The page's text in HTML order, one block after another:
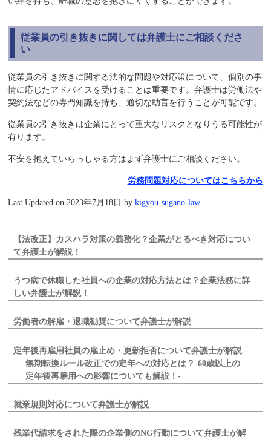
従業員の引き抜きに関しては弁護士にご相談くださ
い
従業員の引き抜きに関する法的な問題や対応策について、個別の事
情に応じたアドバイスを受けることは重要です。弁護士は労働法や
契約法などの専門知識を持ち、適切な助言を行うことが可能です。
従業員の引き抜きは企業にとって重大なリスクとなりうる可能性が
有ります。
不安を抱えていらっしゃる方はまず弁護士にご相談ください。
労務問題対応についてはこちらから
Last Updated on 2023年7月18日 bykigyou-sugano-law
【法改正】カスハラ対策の義務化？企業がとるべき対応につい
て弁護士が解説！
うつ病で休職した社員への企業の対応方法とは？企業法務に詳
しい弁護士が解説！
労働者の解雇・退職勧奨について弁護士が解説
定年後再雇用社員の雇止め・更新拒否について弁護士が解説
無期転換ルール改正での定年への対応とは？-60歳以上の
定年後再雇用への影響についても解説！-
就業規則対応について弁護士が解説
残業代請求をされた際の企業側のNG行動について弁護士が解